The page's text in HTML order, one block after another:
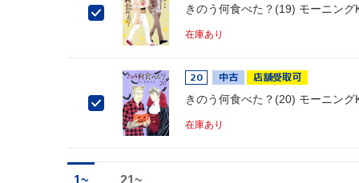
きのう何食べた？(19) モーニング
在庫あり
20 中古 店舗受取可
きのう何食べた？(20) モーニング
在庫あり
1~ 21~